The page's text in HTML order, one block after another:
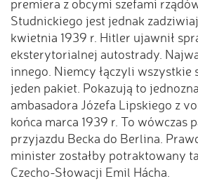
premiera z obcymi szefami
Studnickiego jest jednak
kwietnia 1939 r. Hitler ujawnił
eksterytorialnej autostrady.
innego. Niemcy łączyli wszystkie
jeden pakiet. Pokazują to
ambasadora Józefa Lipskiego z
końca marca 1939 r. To wówczas
przyjazdu Becka do Berlina.
minister zostałby potraktowany
Czecho-Słowacji Emil Hácha.